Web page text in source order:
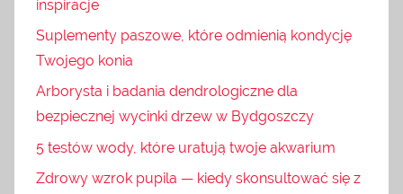
inspiracje
Suplementy paszowe, które odmienią kondycję
Twojego konia
Arborysta i badania dendrologiczne dla
bezpiecznej wycinki drzew w Bydgoszczy
5 testów wody, które uratują twoje akwarium
Zdrowy wzrok pupila — kiedy skonsultować się z